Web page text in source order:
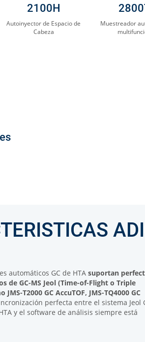
2100H
Autoinyector de Espacio de
Cabeza
Muestreador
automáticos GC de HTA suportan
de GC-MS Jeol (Time-of-Flight o Triple
JMS-T2000 GC AccuTOF, JMS-TQ4000 GC
perfecta entre el sistema Jeol
y el software de análisis siempre está